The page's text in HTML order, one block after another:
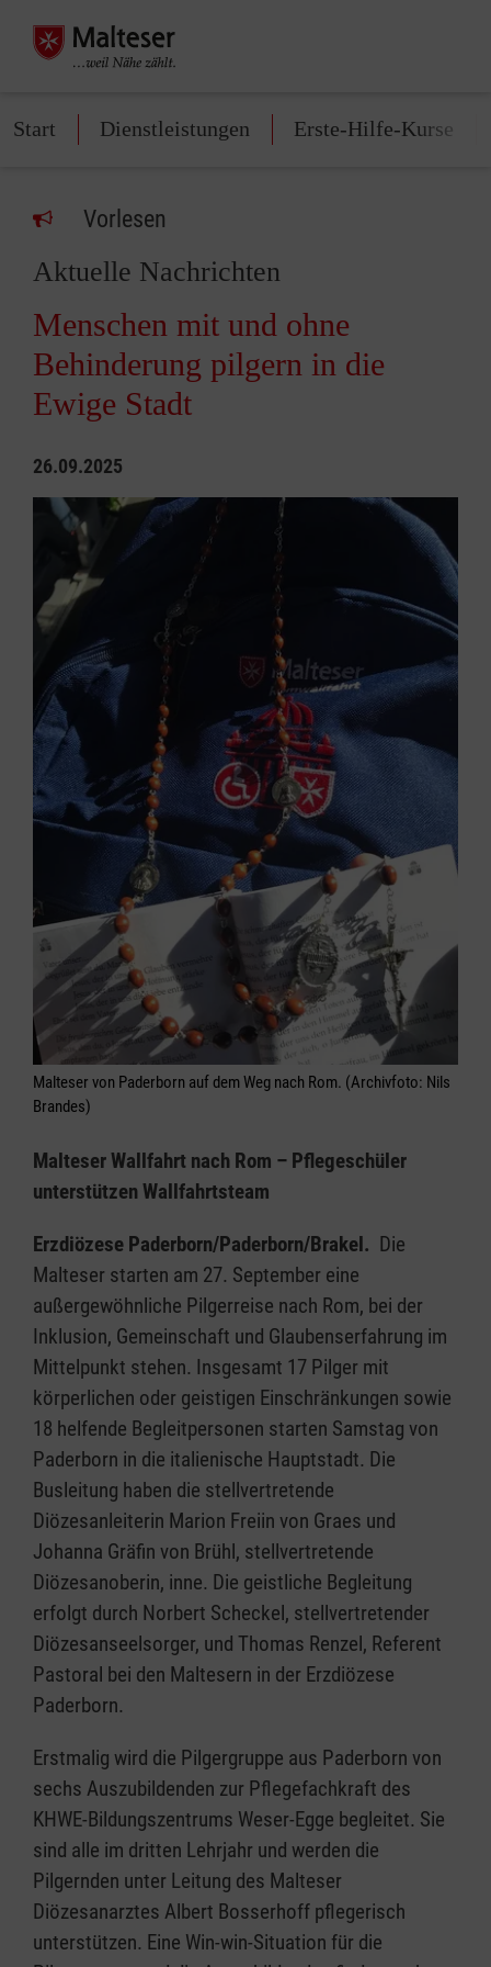
Start Dienstleistungen Erste-Hilfe-Kurse
Vorlesen
Aktuelle Nachrichten
Menschen mit und ohne
Behinderung pilgern in die
Ewige Stadt
26.09.2025
Malteser von Paderborn auf dem Weg nach Rom. (Archivfoto: Nils
Brandes)
Malteser Wallfahrt nach Rom – Pflegeschüler
unterstützen Wallfahrtsteam
Erzdiözese Paderborn/Paderborn/Brakel. Die
Malteser starten am 27. September eine
außergewöhnliche Pilgerreise nach Rom, bei der
Inklusion, Gemeinschaft und Glaubenserfahrung im
Mittelpunkt stehen. Insgesamt 17 Pilger mit
körperlichen oder geistigen Einschränkungen sowie
18 helfende Begleitpersonen starten Samstag von
Paderborn in die italienische Hauptstadt. Die
Busleitung haben die stellvertretende
Diözesanleiterin Marion Freiin von Graes und
Johanna Gräfin von Brühl, stellvertretende
Diözesanoberin, inne. Die geistliche Begleitung
erfolgt durch Norbert Scheckel, stellvertretender
Diözesanseelsorger, und Thomas Renzel, Referent
Pastoral bei den Maltesern in der Erzdiözese
Paderborn.
Erstmalig wird die Pilgergruppe aus Paderborn von
sechs Auszubildenden zur Pflegefachkraft des
KHWE-Bildungszentrums Weser-Egge begleitet. Sie
sind alle im dritten Lehrjahr und werden die
Pilgernden unter Leitung des Malteser
Diözesanarztes Albert Bosserhoff pflegerisch
unterstützen. Eine Win-win-Situation für die